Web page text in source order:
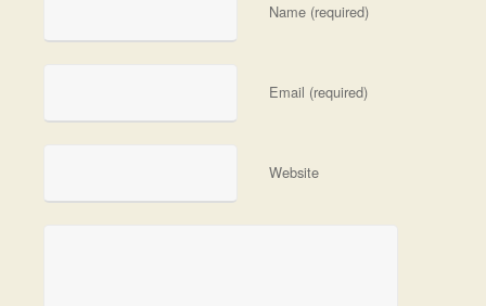
Name (required)
Email (required)
Website